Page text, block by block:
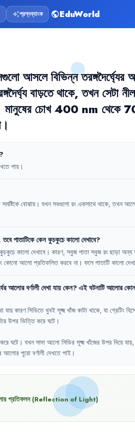
auto_awesomeপ্রশ্নব্যাংক publicEduWorld
আসলে বিভিন্ন তরঙ্গদৈর্ঘ্যের
বাড়তে থাকে, তখন সেটা নীল
মানুষের চোখ 400 nm থেকে
।
পায় ।
সমষ্টিকে বোঝায় । যখন সবগুলো রং একসাথে থাকে, তখন
তবেপাতাটিকেকেনকুচকুচেকালোদেখাবে?
কুচকুচে কালো দেখাবে । কারণ, সবুজ পাতা সবুজ রং ছাড়া অন্য
কোনো আলো প্রতিফলিত করবে না । ফলে পাতাটি কালো
আলোরবর্ণালীদেখাযায়কেন?এইঘটনাটিআলোরকোন
যায় কারণ সিডিতে খুবই সূক্ষ্ম খাঁজ কাটা থাকে, যা গ্রেটিং
উপর ভিত্তি করে ঘটে ।
করে ঘটে । যখন সাদা আলো সিডির সূক্ষ্ম খাঁজের উপর দিয়ে যায়,
আলোর পুরো বর্ণালী দেখতে পাই ।
প্রতিফলন (Reflection of Light)